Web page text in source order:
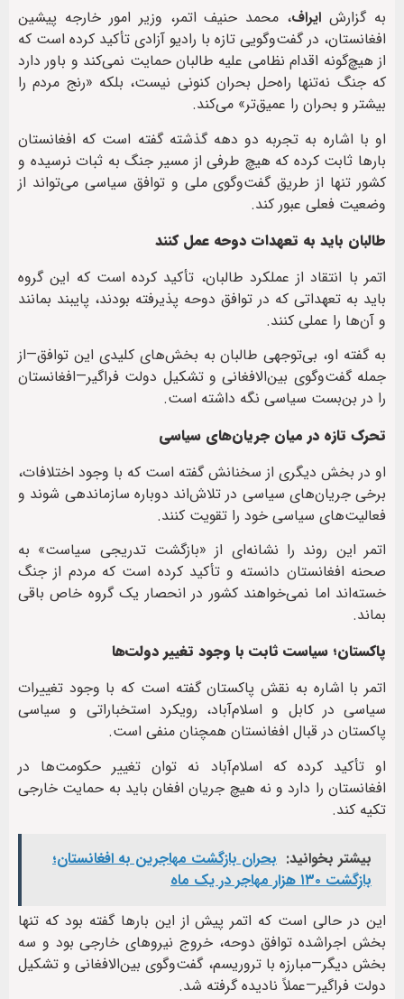
به گزارشایراف، محمد حنیف اتمر، وزیر امور خارجه پیشین
افغانستان، در گفت‌وگویی تازه با رادیو آزادی تأکید کرده است که
از هیچ‌گونه اقدام نظامی علیه طالبان حمایت نمی‌کند و باور دارد
که جنگ نه‌تنها راه‌حل بحران کنونی نیست، بلکه «رنج مردم را
بیشتر و بحران را عمیق‌تر» می‌کند.
او با اشاره به تجربه دو دهه گذشته گفته است که افغانستان
بارها ثابت کرده که هیچ طرفی از مسیر جنگ به ثبات نرسیده و
کشور تنها از طریق گفت‌وگوی ملی و توافق سیاسی می‌تواند از
وضعیت فعلی عبور کند.
طالبان باید به تعهدات دوحه عمل کنند
اتمر با انتقاد از عملکرد طالبان، تأکید کرده است که این گروه
باید به تعهداتی که در توافق دوحه پذیرفته بودند، پایبند بمانند
و آن‌ها را عملی کنند.
به گفته او، بی‌توجهی طالبان به بخش‌های کلیدی این توافق—از
جمله گفت‌وگوی بین‌الافغانی و تشکیل دولت فراگیر—افغانستان
را در بن‌بست سیاسی نگه داشته است.
تحرک تازه در میان جریان‌های سیاسی
او در بخش دیگری از سخنانش گفته است که با وجود اختلافات،
برخی جریان‌های سیاسی در تلاش‌اند دوباره سازماندهی شوند و
فعالیت‌های سیاسی خود را تقویت کنند.
اتمر این روند را نشانه‌ای از «بازگشت تدریجی سیاست» به
صحنه افغانستان دانسته و تأکید کرده است که مردم از جنگ
خسته‌اند اما نمی‌خواهند کشور در انحصار یک گروه خاص باقی
بماند.
پاکستان؛ سیاست ثابت با وجود تغییر دولت‌ها
اتمر با اشاره به نقش پاکستان گفته است که با وجود تغییرات
سیاسی در کابل و اسلام‌آباد، رویکرد استخباراتی و سیاسی
پاکستان در قبال افغانستان همچنان منفی است.
او تأکید کرده که اسلام‌آباد نه توان تغییر حکومت‌ها در
افغانستان را دارد و نه هیچ جریان افغان باید به حمایت خارجی
تکیه کند.
بیشتر بخوانید: بحران بازگشت مهاجرین به افغانستان؛
بازگشت ۱۳۰ هزار مهاجر در یک ماه
این در حالی است که اتمر پیش از این بارها گفته بود که تنها
بخش اجراشده توافق دوحه، خروج نیروهای خارجی بود و سه
بخش دیگر—مبارزه با تروریسم، گفت‌وگوی بین‌الافغانی و تشکیل
دولت فراگیر—عملاً نادیده گرفته شد.